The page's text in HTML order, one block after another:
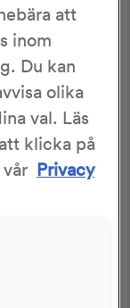
att
inom
Du kan
olika
val. Läs
klicka på
Privacy